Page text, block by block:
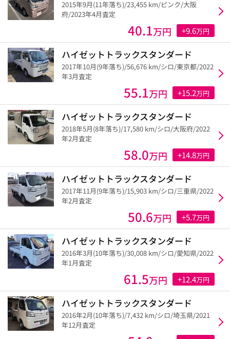
2015年9月(11年落ち)/23,455 km/ピンク/大阪
府/2023年4月査定
40.1万円 +9.6万円
ハイゼットトラックスタンダード
2017年10月(9年落ち)/56,676 km/シロ/東京都/2022
年3月査定
55.1万円 +15.2万円
ハイゼットトラックスタンダード
2018年5月(8年落ち)/17,580 km/シロ/大阪府/2022
年2月査定
58.0万円 +14.8万円
ハイゼットトラックスタンダード
2017年11月(9年落ち)/15,903 km/シロ/三重県/2022
年2月査定
50.6万円 +5.7万円
ハイゼットトラックスタンダード
2016年3月(10年落ち)/30,008 km/シロ/愛知県/2022
年1月査定
61.5万円 +12.4万円
ハイゼットトラックスタンダード
2016年2月(10年落ち)/7,432 km/シロ/埼玉県/2021
年12月査定